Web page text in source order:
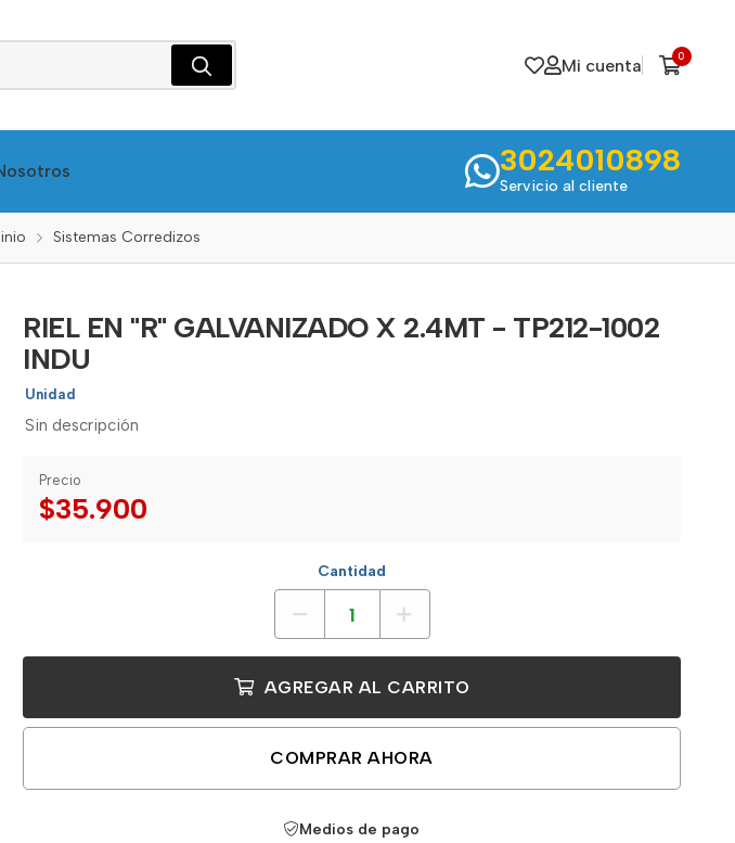
Mi cuenta 0
3024010898
Servicio al cliente
Sistemas Corredizos
RIEL EN "R" GALVANIZADO X 2.4MT - TP212-1002
INDU
Unidad
Sin descripción
Precio
$35.900
Cantidad
AGREGAR AL CARRITO
COMPRAR AHORA
Medios de pago